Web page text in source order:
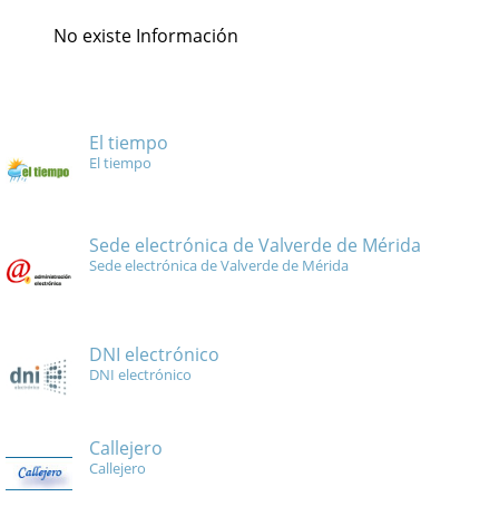
No existe Información
El tiempo
El tiempo
Sede electrónica de Valverde de Mérida
Sede electrónica de Valverde de Mérida
DNI electrónico
DNI electrónico
Callejero
Callejero